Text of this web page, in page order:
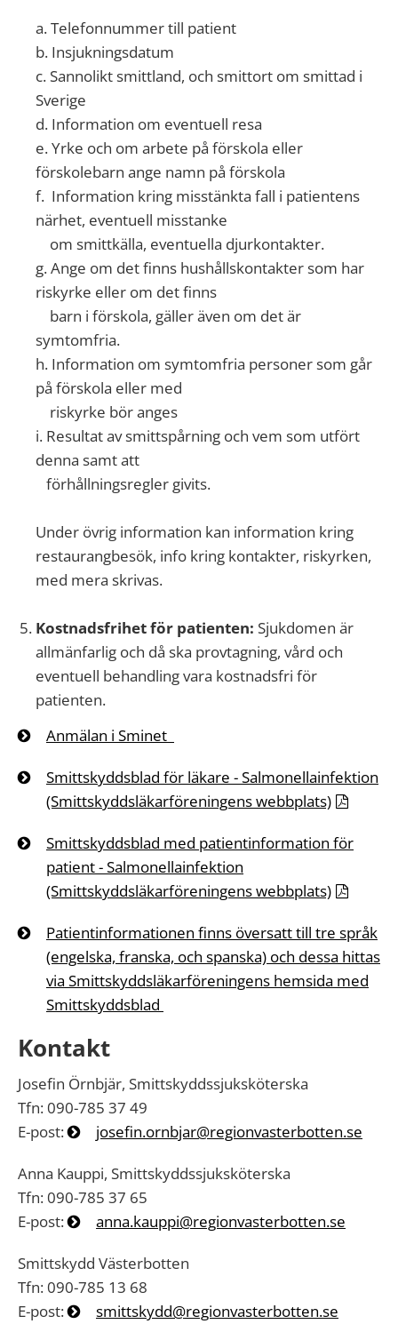
a.Telefonnummer till patient
b. Insjukningsdatum
c. Sannolikt smittland, och smittort om smittad i
Sverige
d. Information om eventuell resa
e.Yrke och om arbete på förskola eller
förskolebarn ange namn på förskola
f. Information kring misstänkta fall i patientens
närhet, eventuell misstanke
om smittkälla, eventuella djurkontakter.
g.Ange om det finns hushållskontakter som har
riskyrke eller om det finns
barn i förskola, gäller även om det är
symtomfria.
h. Information om symtomfria personer som går
på förskola eller med
riskyrke bör anges
i. Resultat av smittspårning och vem som utfört
denna samt att
förhållningsregler givits.
Under övrig information kan information kring
restaurangbesök, info kring kontakter, riskyrken,
med mera skrivas.
Kostnadsfrihet för patienten: Sjukdomen är
allmänfarlig och då ska provtagning, vård och
eventuell behandling vara kostnadsfri för
patienten.
Anmälan i Sminet
Smittskyddsblad för läkare - Salmonellainfektion
(Smittskyddsläkarföreningens webbplats)
Smittskyddsblad med patientinformation för
patient- Salmonellainfektion
(Smittskyddsläkarföreningens webbplats)
Patientinformationen finns översatt till tre språk
(engelska, franska, och spanska) och dessa hittas
via Smittskyddsläkarföreningens hemsida med
Smittskyddsblad
Kontakt
Josefin Örnbjär, Smittskyddssjuksköterska
Tfn: 090-785 37 49
E-post:
josefin.ornbjar@regionvasterbotten.se
Anna Kauppi, Smittskyddssjuksköterska
Tfn: 090-785 37 65
E-post:
anna.kauppi@regionvasterbotten.se
Smittskydd Västerbotten
Tfn: 090-785 13 68
E-post:
smittskydd@regionvasterbotten.se